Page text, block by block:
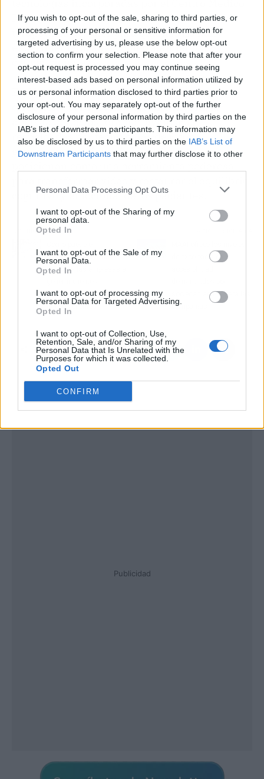
If you wish to opt-out of the sale, sharing to third parties, or
processing of your personal or sensitive information for
targeted advertising by us, please use the below opt-out
section to confirm your selection. Please note that after your
opt-out request is processed you may continue seeing
interest-based ads based on personal information utilized by
us or personal information disclosed to third parties prior to
your opt-out. You may separately opt-out of the further
disclosure of your personal information by third parties on the
IAB’s list of downstream participants. This information may
also be disclosed by us to third parties on the IAB’s List of
Downstream Participants that may further disclose it to other
Personal Data Processing Opt Outs
I want to opt-out of the Sharing of my
personal data.
Opted In
I want to opt-out of the Sale of my
Personal Data.
Opted In
I want to opt-out of processing my
Personal Data for Targeted Advertising.
Opted In
I want to opt-out of Collection, Use,
Retention, Sale, and/or Sharing of my
Personal Data that Is Unrelated with the
Purposes for which it was collected.
Opted Out
CONFIRM
Psiquiatra Zaragoza, siendo una oportunidad
terapéutica de valor para quienes no han
experimentado alivio con tratamientos
convencionales.
En Neuromodulación Zaragoza, bajo la
dirección del Dr. Daniel Vicente Rivera, la
apuesta por estas terapias avanzadas,
respaldadas por tecnologías de última
generación y evidencia científica, se
cognitivo y emocional de los pacientes.
Artículo anterior
marketing industrial
ayudar a las empresas a
potenciales y captar
nuevos clientes
de excelencia en la
sociedad actual para las
compañías
Publicidad